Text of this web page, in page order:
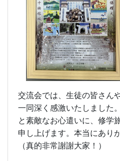
交流会では、生徒の皆さん
一同深く感激いたしました
と素敵なお心遣いに、修学
申し上げます。本当にあり
（真的非常謝謝大家！）